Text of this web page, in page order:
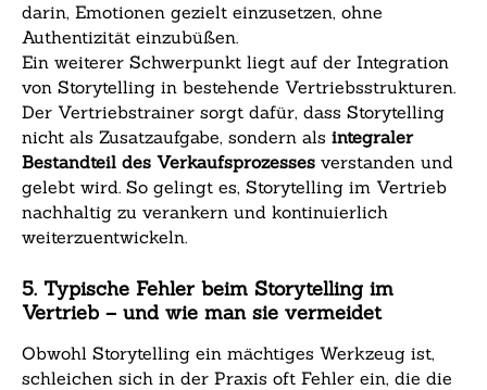
darin, Emotionen gezielt einzusetzen, ohne
Authentizität einzubüßen.
Ein weiterer Schwerpunkt liegt auf der Integration
von Storytelling in bestehende Vertriebsstrukturen.
Der Vertriebstrainer sorgt dafür, dass Storytelling
nicht als Zusatzaufgabe, sondern als integraler
Bestandteil des Verkaufsprozessesverstanden und
gelebt wird. So gelingt es, Storytelling im Vertrieb
nachhaltig zu verankern und kontinuierlich
weiterzuentwickeln.
5. Typische Fehler beim Storytelling im
Vertrieb – und wie man sie vermeidet
Obwohl Storytelling ein mächtiges Werkzeug ist,
schleichen sich in der Praxis oft Fehler ein, die die